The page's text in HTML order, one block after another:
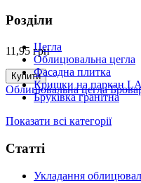
11,95 грн
Купити
Облицювальна цегла
Розділи
Цегла
Облицювальна цегла
Фасадна плитка
Кришки на паркан
Бруківка гранітна
Показати всі категорії
Статті
Укладання